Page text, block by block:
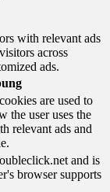
with relevant ads
across
ads.
are used to
the user uses the
relevant ads and
and is
browser supports